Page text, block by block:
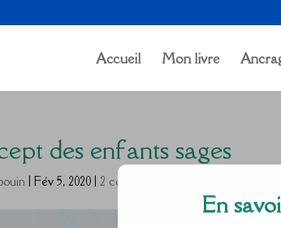
Accueil Mon livre
des enfants sages
|Fév 5, 2020 |2 commentaires
En